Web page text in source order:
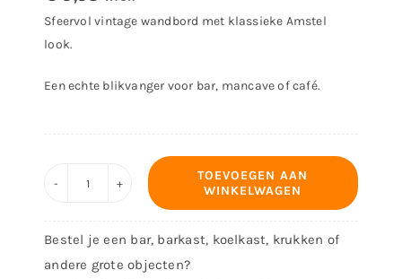
Sfeervol vintage wandbord met klassieke Amstel
look.
Een echte blikvanger voor bar, mancave of café.
Decoratiebord
Amstel
Retro
TOEVOEGEN AAN
WINKELWAGEN
Bestel je een bar, barkast, koelkast, krukken of
andere grote objecten?